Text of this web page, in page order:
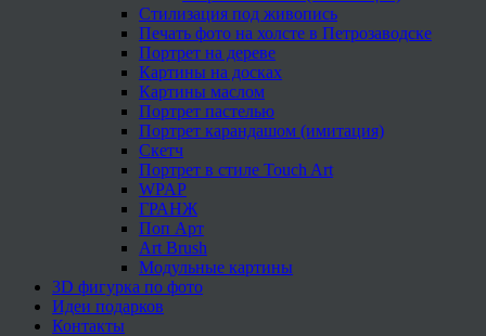
Стилизация под живопись
Печать фото на холсте в Петрозаводске
Портрет на дереве
Картины на досках
Картины маслом
Портрет пастелью
Портрет карандашом (имитация)
Скетч
Портрет в стиле Touch Art
WPAP
ГРАНЖ
Поп Арт
Art Brush
Модульные картины
3D фигурка по фото
Идеи подарков
Контакты